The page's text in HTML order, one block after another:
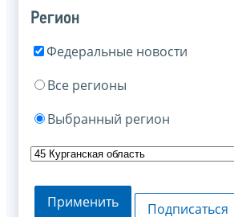
Регион
Федеральные новости
Все регионы
Выбранный регион
Применить Подписаться